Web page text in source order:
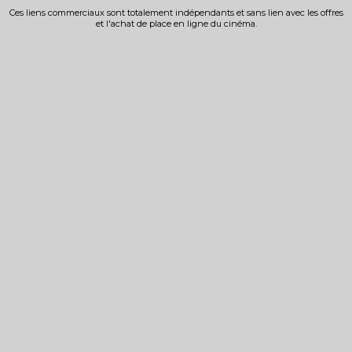
Ces liens commerciaux sont totalement indépendants et sans lien avec les offres
et l'achat de place en ligne du cinéma.